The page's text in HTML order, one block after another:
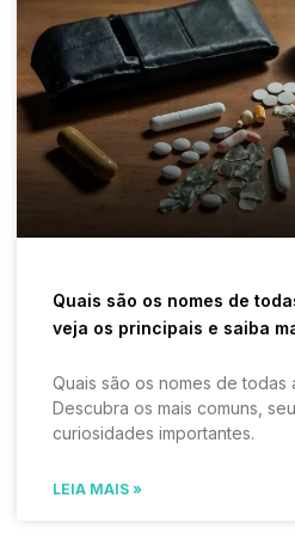
Quais são os nomes de
veja os principais e saiba
Quais são os nomes de todas
Descubra os mais comuns,
curiosidades importantes.
LEIA MAIS »